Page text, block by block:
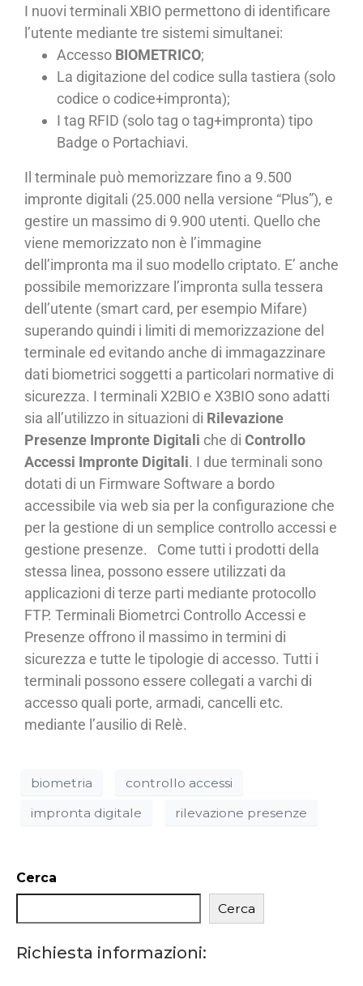
I nuovi terminali XBIO permettono di identificare
l’utente mediante tre sistemi simultanei:
Accesso BIOMETRICO;
La digitazione del codice sulla tastiera (solo
codice o codice+impronta);
I tag RFID (solo tag o tag+impronta) tipo
Badge o Portachiavi.
Il terminale può memorizzare fino a 9.500
impronte digitali (25.000 nella versione “Plus”), e
gestire un massimo di 9.900 utenti. Quello che
viene memorizzato non è l’immagine
dell’impronta ma il suo modello criptato. E’ anche
possibile memorizzare l’impronta sulla tessera
dell’utente (smart card, per esempio Mifare)
superando quindi i limiti di memorizzazione del
terminale ed evitando anche di immagazzinare
dati biometrici soggetti a particolari normative di
sicurezza. I terminali X2BIO e X3BIO sono adatti
sia all’utilizzo in situazioni di Rilevazione
Presenze Impronte Digitali che di Controllo
Accessi Impronte Digitali. I due terminali sono
dotati di un Firmware Software a bordo
accessibile via web sia per la configurazione che
per la gestione di un semplice controllo accessi e
gestione presenze. Come tutti i prodotti della
stessa linea, possono essere utilizzati da
applicazioni di terze parti mediante protocollo
FTP. Terminali Biometrci Controllo Accessi e
Presenze offrono il massimo in termini di
sicurezza e tutte le tipologie di accesso. Tutti i
terminali possono essere collegati a varchi di
accesso quali porte, armadi, cancelli etc.
mediante l’ausilio di Relè.
biometria
controllo accessi
impronta digitale
rilevazione presenze
Cerca
Cerca
Richiesta informazioni: